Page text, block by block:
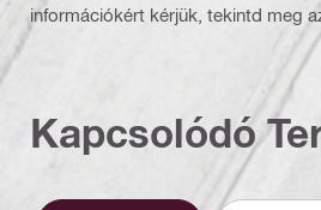
információkért kérjük, tekintd meg
Kapcsolódó